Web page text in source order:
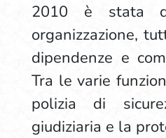
2010 è stata
organizzazione,
dipendenze e
Tra le varie
polizia di
giudiziaria e la